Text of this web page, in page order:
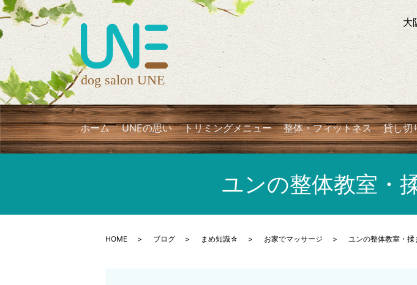
大
ホーム UNEの思い トリミングメニュー 整体・フィットネス 貸し切
ユンの整体教室・
HOME ブログ まめ知識☆ お家でマッサージ ユンの整体教室・揉